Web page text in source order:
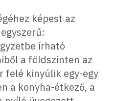
képest az
írható
a földszinten az
felé kinyúlik egy-egy
a konyha-étkező, a